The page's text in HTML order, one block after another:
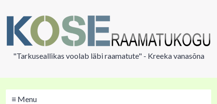
"Tarkuseallikas voolab läbi raamatute" - Kreeka vanasõna
≡ Menu